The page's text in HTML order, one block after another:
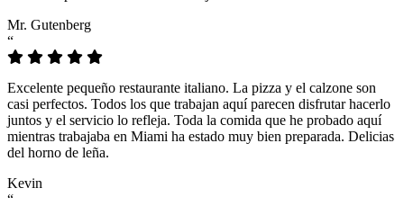
Mr. Gutenberg
“
Excelente pequeño restaurante italiano. La pizza y el calzone son
casi perfectos. Todos los que trabajan aquí parecen disfrutar hacerlo
juntos y el servicio lo refleja. Toda la comida que he probado aquí
mientras trabajaba en Miami ha estado muy bien preparada. Delicias
del horno de leña.
Kevin
“